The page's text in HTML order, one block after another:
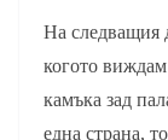
На следващия
когото
камъка зад
една страна,